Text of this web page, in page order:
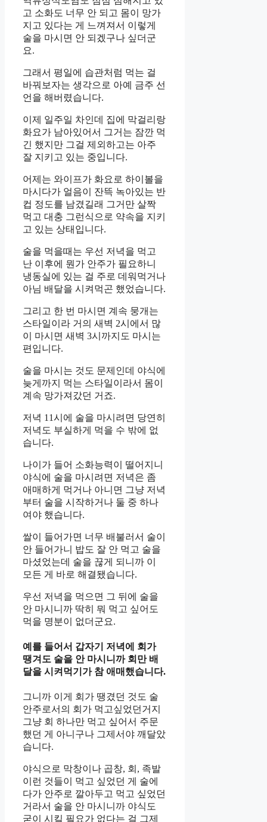
고 소화도 너무 안 되고 몸이 망가
지고 있다는 게 느껴져서 이렇게
술을 마시면 안 되겠구나 싶더군
요.
그래서 평일에 습관처럼 먹는 걸
바꿔보자는 생각으로 아예 금주 선
언을 해버렸습니다.
이제 일주일 차인데 집에 막걸리랑
화요가 남아있어서 그거는 잠깐 먹
긴 했지만 그걸 제외하고는 아주
잘 지키고 있는 중입니다.
어제는 와이프가 화요로 하이볼을
마시다가 얼음이 잔뜩 녹아있는 반
컵 정도를 남겼길래 그거만 살짝
먹고 대충 그런식으로 약속을 지키
고 있는 상태입니다.
술을 먹을때는 우선 저녁을 먹고
난 이후에 뭔가 안주가 필요하니
냉동실에 있는 걸 주로 데워먹거나
아님 배달을 시켜먹곤 했었습니다.
그리고 한 번 마시면 계속 뭉개는
스타일이라 거의 새벽 2시에서 많
이 마시면 새벽 3시까지도 마시는
편입니다.
술을 마시는 것도 문제인데 야식에
늦게까지 먹는 스타일이라서 몸이
계속 망가져갔던 거죠.
저녁 11시에 술을 마시려면 당연히
저녁도 부실하게 먹을 수 밖에 없
습니다.
나이가 들어 소화능력이 떨어지니
야식에 술을 마시려면 저녁은 좀
애매하게 먹거나 아니면 그냥 저녁
부터 술을 시작하거나 둘 중 하나
여야 했습니다.
쌀이 들어가면 너무 배불러서 술이
안 들어가니 밥도 잘 안 먹고 술을
마셨었는데 술을 끊게 되니까 이
모든 게 바로 해결됐습니다.
우선 저녁을 먹으면 그 뒤에 술을
안 마시니까 딱히 뭐 먹고 싶어도
먹을 명분이 없더군요.
예를 들어서 갑자기 저녁에 회가
땡겨도 술을 안 마시니까 회만 배
달을 시켜먹기가 참 애매했습니다.
그니까 이게 회가 땡겼던 것도 술
안주로서의 회가 먹고싶었던거지
그냥 회 하나만 먹고 싶어서 주문
했던 게 아니구나 그제서야 깨달았
습니다.
야식으로 막창이나 곱창, 회, 족발
이런 것들이 먹고 싶었던 게 술에
다가 안주로 깔아두고 먹고 싶었던
거라서 술을 안 마시니까 야식도
굳이 시킬 필요가 없다는 걸 그제